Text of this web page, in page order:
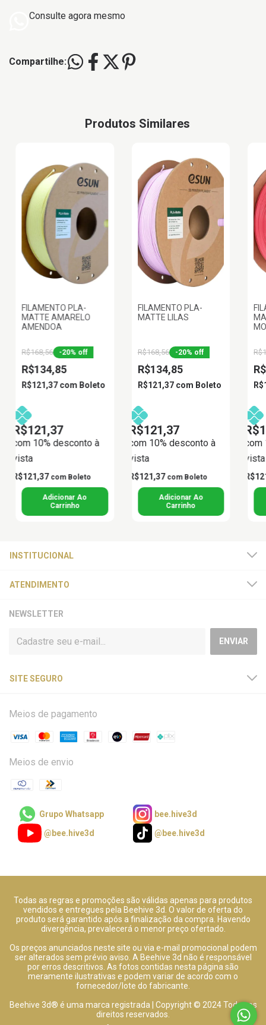
Consulte agora mesmo
Compartilhe:
Produtos Similares
FILAMENTO PLA-
MATTE AMARELO
AMENDOA
R$168,56 -20% off
R$134,85
R$121,37com Boleto
R$121,37
com 10% desconto à
vista
R$121,37 com Boleto
FILAMENTO PLA-
MATTE LILAS
R$168,56 -20% off
R$134,85
R$121,37 com Boleto
R$121,37
com 10% desconto à
vista
R$121,37 com Boleto
vista
INSTITUCIONAL
ATENDIMENTO
NEWSLETTER
SITE SEGURO
Meios de pagamento
Meios de envio
Grupo Whatsapp
bee.hive3d
@bee.hive3d
@bee.hive3d
Todas as regras e promoções são válidas apenas para produtos
vendidos e entregues pela Beehive 3d. O valor de oferta do
produto será garantido após a finalização da compra. Havendo
divergência, prevalecerá o menor preço ofertado.
Os preços anunciados neste site ou via e-mail promocional podem
ser alterados sem prévio aviso. A Beehive 3d não é responsável
por erros descritivos. As fotos contidas nesta página são
meramente ilustrativas e podem variar de acordo com o
fornecedor/lote do fabricante.
Beehive 3d® é uma marca registrada | Copyright © 2024 Todos os
direitos reservados.